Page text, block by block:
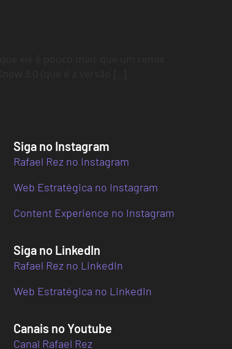
Siga no Instagram
Rafael Rez no Instagram
Web Estratégica no Instagram
Content Experience no Instagram
Siga no LinkedIn
Rafael Rez no LinkedIn
Web Estratégica no LinkedIn
Canais no Youtube
Canal Rafael Rez